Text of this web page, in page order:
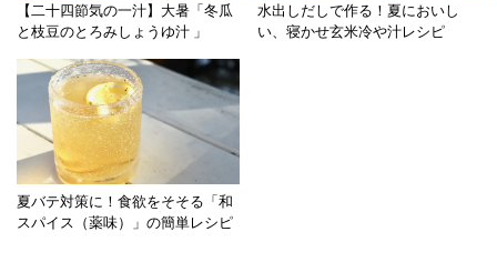
【二十四節気の一汁】大暑「冬瓜
と枝豆のとろみしょうゆ汁 」
水出しだしで作る！夏においし
い、寝かせ玄米冷や汁レシピ
夏バテ対策に！食欲をそそる「和
スパイス（薬味）」の簡単レシピ